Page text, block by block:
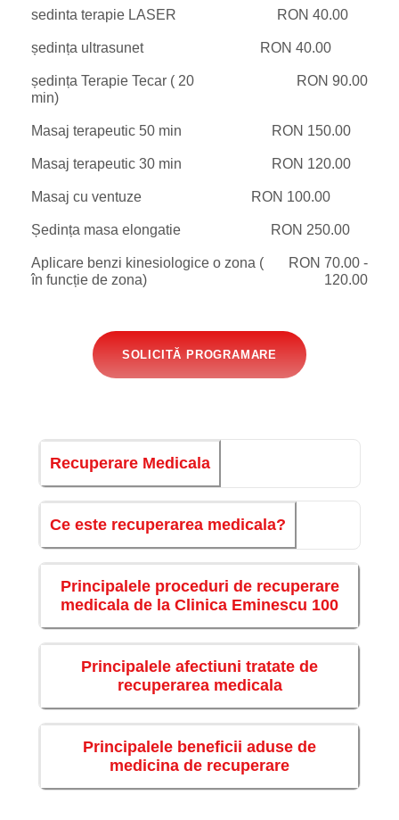
sedinta terapie LASER RON 40.00
ședința ultrasunet RON 40.00
ședința Terapie Tecar ( 20
min)
RON 90.00
Masaj terapeutic 50 min RON 150.00
Masaj terapeutic 30 min RON 120.00
Masaj cu ventuze RON 100.00
Ședința masa elongatie RON 250.00
Aplicare benzi kinesiologice o zona (
în funcție de zona)
RON 70.00 -
120.00
SOLICITĂ PROGRAMARE
Recuperare Medicala
Ce este recuperarea medicala?
Principalele proceduri de recuperare
medicala de la Clinica Eminescu 100
Principalele afectiuni tratate de
recuperarea medicala
Principalele beneficii aduse de
medicina de recuperare